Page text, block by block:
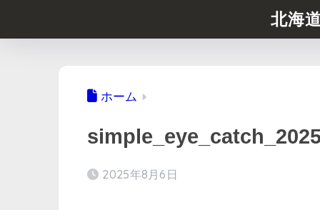
北海
ホーム
2025年8月6日